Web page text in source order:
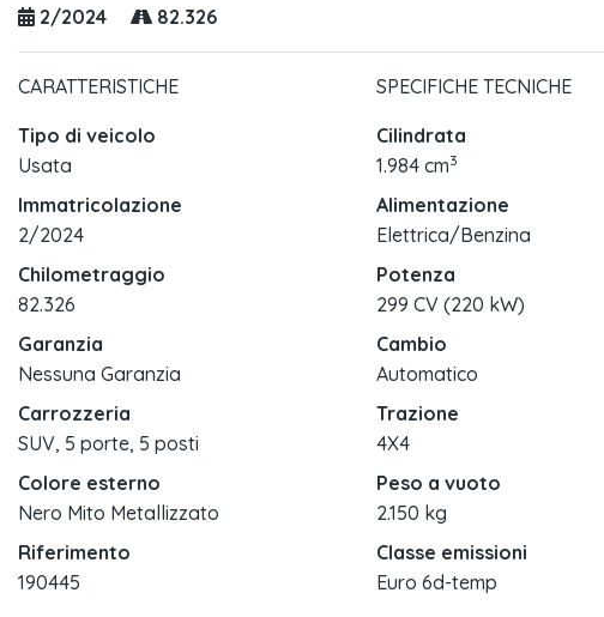
2/2024 82.326
CARATTERISTICHE
Tipo di veicolo
Usata
Immatricolazione
2/2024
Chilometraggio
82.326
Garanzia
Nessuna Garanzia
Carrozzeria
SUV, 5 porte, 5 posti
Colore esterno
Nero Mito Metallizzato
Riferimento
190445
SPECIFICHE TECNICHE
Cilindrata
1.984 cm3
Alimentazione
Elettrica/Benzina
Potenza
299 CV (220 kW)
Cambio
Automatico
Trazione
4X4
Peso a vuoto
2.150 kg
Classe emissioni
Euro 6d-temp